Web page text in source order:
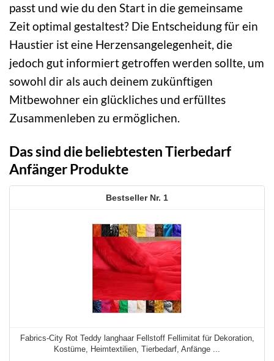
passt und wie du den Start in die gemeinsame
Zeit optimal gestaltest? Die Entscheidung für ein
Haustier ist eine Herzensangelegenheit, die
jedoch gut informiert getroffen werden sollte, um
sowohl dir als auch deinem zukünftigen
Mitbewohner ein glückliches und erfülltes
Zusammenleben zu ermöglichen.
Das sind die beliebtesten Tierbedarf
Anfänger Produkte
1
Fabrics-City Rot Teddy langhaar Fellstoff Fellimitat für Dekoration,
Kostüme, Heimtextilien, Tierbedarf, Anfänge ...